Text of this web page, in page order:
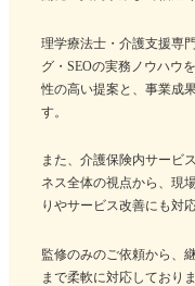
理学療法士・介護支援専
グ・SEOの実務ノウハウ
性の高い提案と、事業成
す。
また、介護保険内サービ
ネス全体の視点から、現
りやサービス改善にも対
監修のみのご依頼から、
まで柔軟に対応しており